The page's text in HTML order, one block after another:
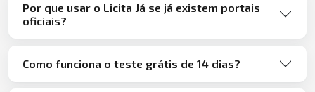
Por que usar o Licita Já se já existem portais
oficiais?
Como funciona o teste grátis de 14 dias?